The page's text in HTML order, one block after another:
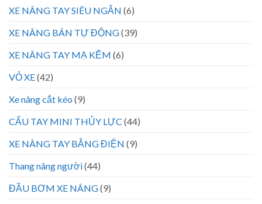
XE NÂNG TAY SIÊU NGẮN (6)
XE NÂNG BÁN TỰ ĐỘNG(39)
XE NÂNG TAY MẠ KẼM (6)
VỎ XE(42)
Xe nâng cắt kéo (9)
CẨU TAY MINI THỦY LỰC (44)
XE NÂNG TAY BẰNG ĐIỆN (9)
Thang nâng người(44)
ĐẦU BƠM XE NÂNG(9)